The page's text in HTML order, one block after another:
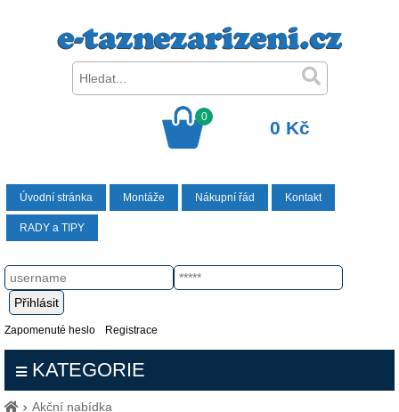
0
0 Kč
Úvodní stránka Montáže Nákupní řád Kontakt
RADY a TIPY
Zapomenuté heslo Registrace
KATEGORIE
Akční nabídka